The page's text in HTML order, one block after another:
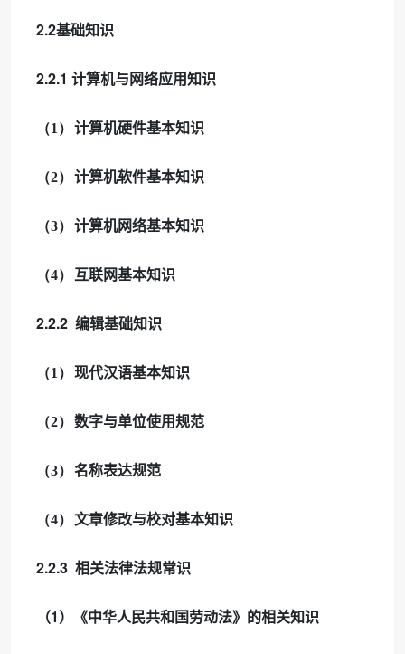
2.2基础知识
2.2.1 计算机与网络应用知识
（1） 计算机硬件基本知识
（2） 计算机软件基本知识
（3） 计算机网络基本知识
（4） 互联网基本知识
2.2.2 编辑基础知识
（1） 现代汉语基本知识
（2） 数字与单位使用规范
（3） 名称表达规范
（4） 文章修改与校对基本知识
2.2.3 相关法律法规常识
（1 ）《中华人民共和国劳动法》的相关知识